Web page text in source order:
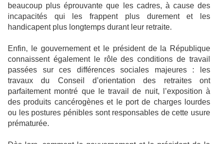
beaucoup plus éprouvante que les cadres, à cause des
incapacités qui les frappent plus durement et les
handicapent plus longtemps durant leur retraite.
Enfin, le gouvernement et le président de la République
connaissent également le rôle des conditions de travail
passées sur ces différences sociales majeures : les
travaux du Conseil d’orientation des retraites ont
parfaitement montré que le travail de nuit, l’exposition à
des produits cancérogènes et le port de charges lourdes
ou les postures pénibles sont responsables de cette usure
prématurée.